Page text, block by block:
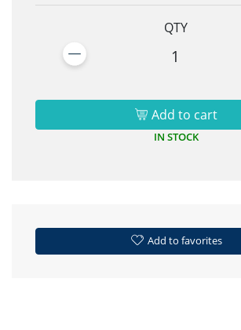
QTY
1
Add to cart
IN STOCK
Add to favorites